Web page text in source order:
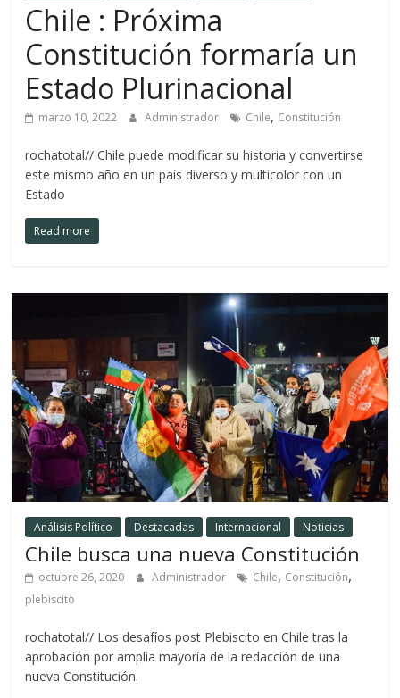
Chile : Próxima
Constitución formaría un
Estado Plurinacional
marzo 10, 2022 Administrador Chile, Constitución
rochatotal// Chile puede modificar su historia y convertirse
este mismo año en un país diverso y multicolor con un
Estado
Read more
Análisis Político Destacadas Internacional Noticias
Chile busca una nueva Constitución
octubre 26, 2020 Administrador Chile, Constitución,
plebiscito
rochatotal// Los desafíos post Plebiscito en Chile tras la
aprobación por amplia mayoría de la redacción de una
nueva Constitución.